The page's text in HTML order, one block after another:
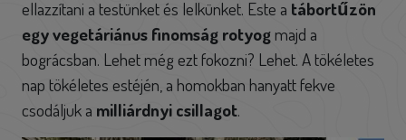
ellazzítani a testünket és lelkünket. Este a tábortűzön
egy vegetáriánus finomság rotyog majd a
bográcsban. Lehet még ezt fokozni? Lehet. A tökéletes
nap tökéletes estéjén, a homokban hanyatt fekve
csodáljuk a milliárdnyi csillagot.